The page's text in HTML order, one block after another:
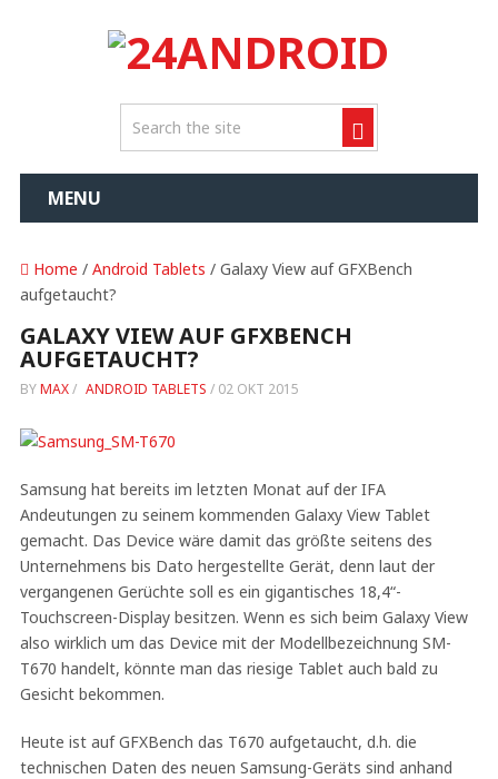
MENU
Home / Android Tablets / Galaxy View auf GFXBench
aufgetaucht?
GALAXY VIEW AUF GFXBENCH
AUFGETAUCHT?
BYMAX/ ANDROID TABLETS / 02 OKT 2015
Samsung hat bereits im letzten Monat auf der IFA
Andeutungen zu seinem kommenden Galaxy View Tablet
gemacht. Das Device wäre damit das größte seitens des
Unternehmens bis Dato hergestellte Gerät, denn laut der
vergangenen Gerüchte soll es ein gigantisches 18,4“-
Touchscreen-Display besitzen. Wenn es sich beim Galaxy View
also wirklich um das Device mit der Modellbezeichnung SM-
T670 handelt, könnte man das riesige Tablet auch bald zu
Gesicht bekommen.
Heute ist auf GFXBench das T670 aufgetaucht, d.h. die
technischen Daten des neuen Samsung-Geräts sind anhand